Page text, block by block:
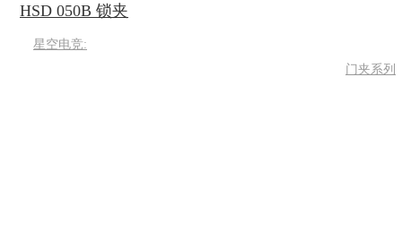
HSD 050B 锁夹
星空电竞:
门夹系列